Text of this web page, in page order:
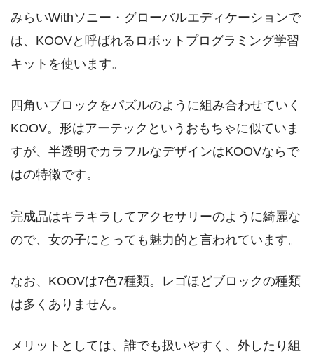
みらいWithソニー・グローバルエディケーションで
は、KOOVと呼ばれるロボットプログラミング学習
キットを使います。
四角いブロックをパズルのように組み合わせていく
KOOV。形はアーテックというおもちゃに似ていま
すが、半透明でカラフルなデザインはKOOVならで
はの特徴です。
完成品はキラキラしてアクセサリーのように綺麗な
ので、女の子にとっても魅力的と言われています。
なお、KOOVは7色7種類。レゴほどブロックの種類
は多くありません。
メリットとしては、誰でも扱いやすく、外したり組